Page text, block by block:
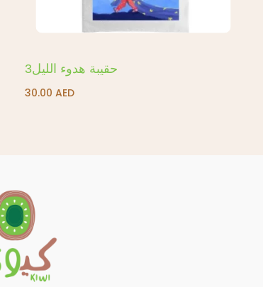
حقيبة هدوء الليل3
30.00 AED